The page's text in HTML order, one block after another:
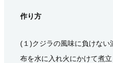
作り方
(１)クジラの風味に負けな
布を水に入れ火にかけて煮